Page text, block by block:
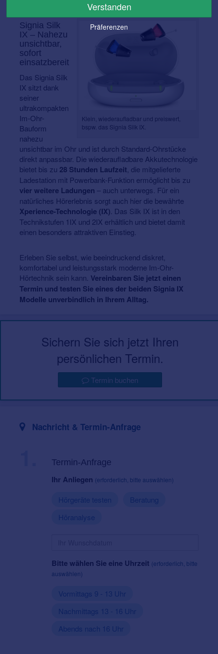
Klein, wiederaufladbar und preiswert,
bspw. das Signia Silk IX.
Signia Silk
IX – Nahezu
unsichtbar,
sofort
einsatzbereit
Das Signia Silk
IX sitzt dank
seiner
ultrakompakten
Im-Ohr-
Bauform
nahezu
unsichtbar im Ohr und ist durch Standard-Ohrstücke
direkt anpassbar. Die wiederaufladbare Akkutechnologie
bietet bis zu 28 Stunden Laufzeit , die mitgelieferte
Ladestation mit Powerbank-Funktion ermöglicht bis zu
vier weitere Ladungen – auch unterwegs. Für ein
natürliches Hörerlebnis sorgt auch hier die bewährte
Xperience-Technologie (IX) . Das Silk IX ist in den
Technikstufen 1IX und 2IX erhältlich und bietet damit
einen besonders attraktiven Einstieg.
Erleben Sie selbst, wie beeindruckend diskret,
komfortabel und leistungsstark moderne Im-Ohr-
Hörtechnik sein kann. Vereinbaren Sie jetzt einen
Termin und testen Sie eines der beiden Signia IX
Modelle unverbindlich in Ihrem Alltag.
Sichern Sie sich jetzt Ihren
persönlichen Termin.
Termin buchen
Nachricht & Termin-Anfrage
Termin-Anfrage
Ihr Anliegen (erforderlich, bitte auswählen)
Hörgeräte testen
Beratung
Höranalyse
Bitte wählen Sie eine Uhrzeit (erforderlich, bitte
auswählen)
Vormittags 9 - 13 Uhr
Nachmittags 13 - 16 Uhr
Abends nach 16 Uhr
Verstanden
Präferenzen